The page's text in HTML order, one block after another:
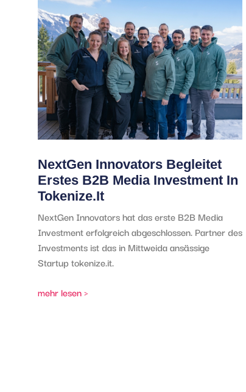
NextGen Innovators Begleitet
Erstes B2B Media Investment In
Tokenize.it
NextGen Innovators hat das erste B2B Media
Investment erfolgreich abgeschlossen. Partner des
Investments ist das in Mittweida ansässige
Startup tokenize.it.
mehr lesen >